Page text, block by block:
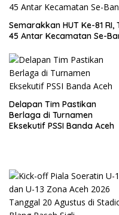
Semarakkan HUT Ke-81
45 Antar Kecamatan Se-
Delapan Tim Pastikan
Berlaga di Turnamen
Eksekutif PSSI Banda Aceh